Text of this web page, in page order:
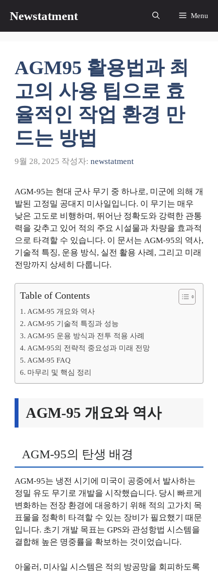
츠
Newstatment Menu
AGM95 활용법과 최
고의 사용 팁으로 효
율적인 작업 환경 만
드는 방법
9월 28, 2025 작성자: newstatment
AGM-95는 현대 군사 무기 중 하나로, 미군에 의해 개
발된 고정밀 공대지 미사일입니다. 이 무기는 매우
낮은 고도로 비행하며, 뛰어난 정확도와 강력한 관통
력을 갖추고 있어 적의 주요 시설물과 차량을 효과적
으로 타격할 수 있습니다. 이 문서는 AGM-95의 역사,
기술적 특징, 운용 방식, 실전 활용 사례, 그리고 미래
전망까지 상세히 다룹니다.
Table of Contents
AGM-95 개요와 역사
AGM-95 기술적 특징과 성능
AGM-95 운용 방식과 전투 적용 사례
AGM-95의 전략적 중요성과 미래 전망
AGM-95 FAQ
마무리 및 핵심 정리
AGM-95 개요와 역사
AGM-95의 탄생 배경
AGM-95는 냉전 시기에 미국이 공중에서 발사하는
정밀 유도 무기로 개발을 시작했습니다. 당시 빠르게
변화하는 전장 환경에 대응하기 위해 적의 고가치 목
표물을 정확히 타격할 수 있는 장비가 필요했기 때문
입니다. 초기 개발 목표는 GPS와 관성항법 시스템을
결합해 높은 명중률을 확보하는 것이었습니다.
아울러, 미사일 시스템은 적의 방공망을 회피하도록